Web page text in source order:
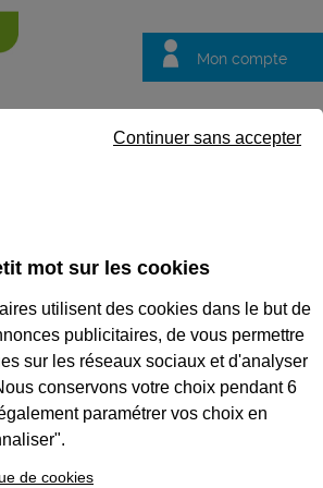
Mon compte
questions
Fil info 15/05/2023
Témoignage de
Céline : Une
reconversion
réussie à l’Afpa de
mot sur les cookies
utilisent des cookies dans le but de
publicitaires, de vous permettre
sur les réseaux sociaux et d'analyser
conservons votre choix pendant 6
paramétrer vos choix en
de cookies
Continuer sans accepter